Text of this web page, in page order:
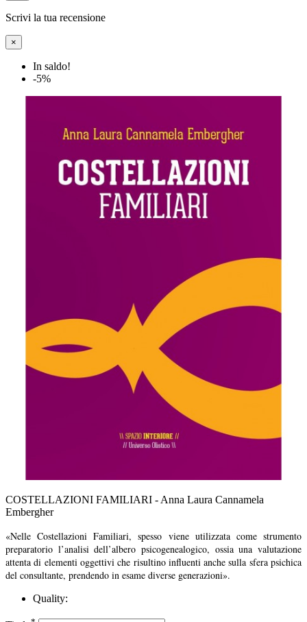
Scrivi la tua recensione
×
In saldo!
-5%
COSTELLAZIONI FAMILIARI - Anna Laura Cannamela
Embergher
«Nelle Costellazioni Familiari, spesso viene utilizzata come strumento
preparatorio l’analisi dell’albero psicogenealogico, ossia una valutazione
attenta di elementi oggettivi che risultino influenti anche sulla sfera psichica
del consultante, prendendo in esame diverse generazioni».
Quality: